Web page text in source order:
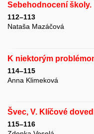
Sebehodnocení školy.
112–113
Nataša Mazáčová
K niektorým
114–115
Anna Klimeková
Švec, V. Klíčové
115–116